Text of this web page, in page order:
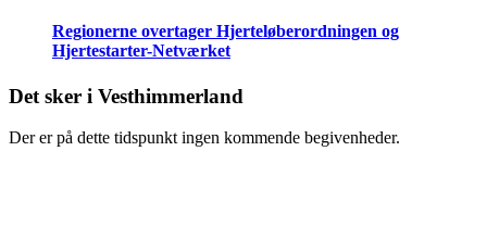
Regionerne overtager Hjerteløberordningen og
Hjertestarter-Netværket
Det sker i Vesthimmerland
Der er på dette tidspunkt ingen kommende begivenheder.